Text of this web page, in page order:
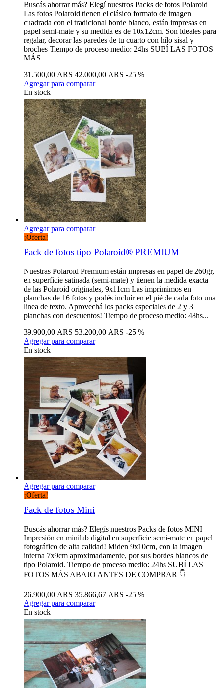
Buscás ahorrar más? Elegí nuestros Packs de fotos Polaroid
Las fotos Polaroid tienen el clásico formato de imagen
cuadrada con el tradicional borde blanco, están impresas en
papel semi-mate y su medida es de 10x12cm. Son ideales para
regalar, decorar las paredes de tu cuarto con hilo sisal y
broches Tiempo de proceso medio: 24hs SUBÍ LAS FOTOS
MÁS...
31.500,00 ARS 42.000,00 ARS -25 %
Agregar para comparar
En stock
Agregar para comparar
¡Oferta!
Pack de fotos tipo Polaroid® PREMIUM
Nuestras Polaroid Premium están impresas en papel de 260gr,
en superficie satinada (semi-mate) y tienen la medida exacta
de las Polaroid originales, 9x11cm Las imprimimos en
planchas de 16 fotos y podés incluír en el pié de cada foto una
linea de texto. Aprovechá los packs especiales de 2 y 3
planchas con descuentos! Tiempo de proceso medio: 48hs...
39.900,00 ARS 53.200,00 ARS -25 %
Agregar para comparar
En stock
Agregar para comparar
¡Oferta!
Pack de fotos Mini
Buscás ahorrar más? Elegís nuestros Packs de fotos MINI
Impresión en minilab digital en superficie semi-mate en papel
fotográfico de alta calidad! Miden 9x10cm, con la imagen
interna 7x9cm aproximadamente, por sus bordes blancos de
tipo Polaroid. Tiempo de proceso medio: 24hs SUBÍ LAS
FOTOS MÁS ABAJO ANTES DE COMPRAR 👇
26.900,00 ARS 35.866,67 ARS -25 %
Agregar para comparar
En stock